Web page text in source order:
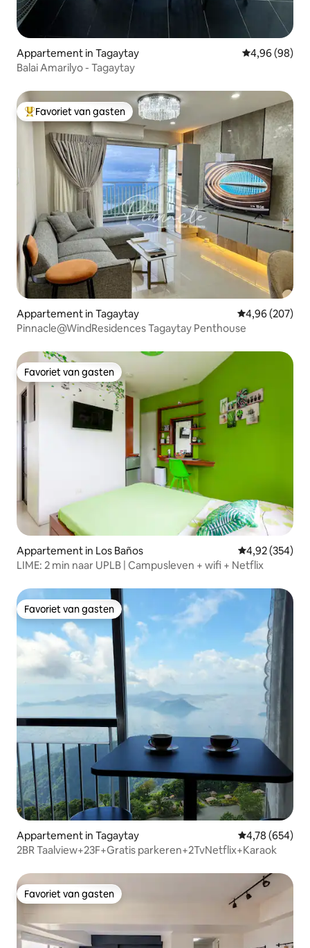
Appartement in Tagaytay Gemiddelde
4,96 (98)
Balai Amarilyo - Tagaytay
Topfavoriet van gasten
Favoriet van gasten
Appartement in Tagaytay Gemiddelde
4,96 (207)
Pinnacle@WindResidences Tagaytay Penthouse
Favoriet van gasten
Favoriet van gasten
Appartement in Los Baños Gemiddelde
4,92 (354)
LIME: 2 min naar UPLB | Campusleven + wifi + Netflix
Favoriet van gasten
Favoriet van gasten
Appartement in Tagaytay Gemiddelde
4,78 (654)
2BR Taalview+23F+Gratis parkeren+2TvNetflix+Karaok
Favoriet van gasten
Favoriet van gasten